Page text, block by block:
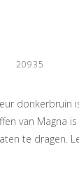
20935
donkerbruin
van Magna
te dragen.